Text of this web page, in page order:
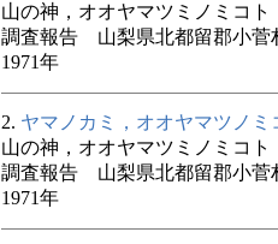
山の神，オオヤマツミノミコト
調査報告 山梨県北都留郡小
1971年
2. ヤマノカミ，オオヤマツノミ
山の神，オオヤマツミノミコト
調査報告 山梨県北都留郡小
1971年